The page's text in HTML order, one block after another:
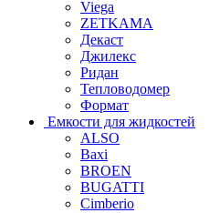
Viega
ZETKAMA
Декаст
Джилекс
Ридан
Тепловодомер
Формат
Емкости для жидкостей
ALSO
Baxi
BROEN
BUGATTI
Cimberio